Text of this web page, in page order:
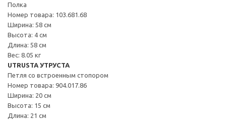
Полка
Номер товара: 103.681.68
Ширина: 58 см
Высота: 4 см
Длина: 58 см
Вес: 8.05 кг
UTRUSTA УТРУСТА
Петля со встроенным стопором
Номер товара: 904.017.86
Ширина: 20 см
Высота: 15 см
Длина: 21 см